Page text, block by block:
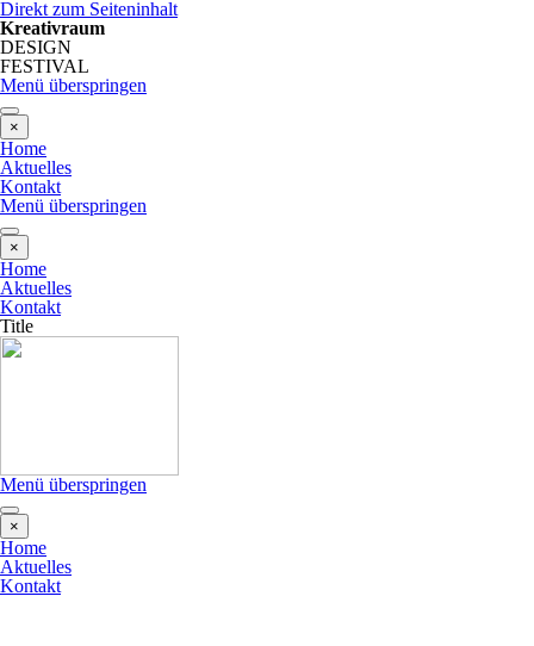
Direkt zum Seiteninhalt
Kreativraum
DESIGN
FESTIVAL
Menü überspringen
×
Home
Aktuelles
Kontakt
Menü überspringen
×
Home
Aktuelles
Kontakt
Title
Menü überspringen
×
Home
Aktuelles
Kontakt